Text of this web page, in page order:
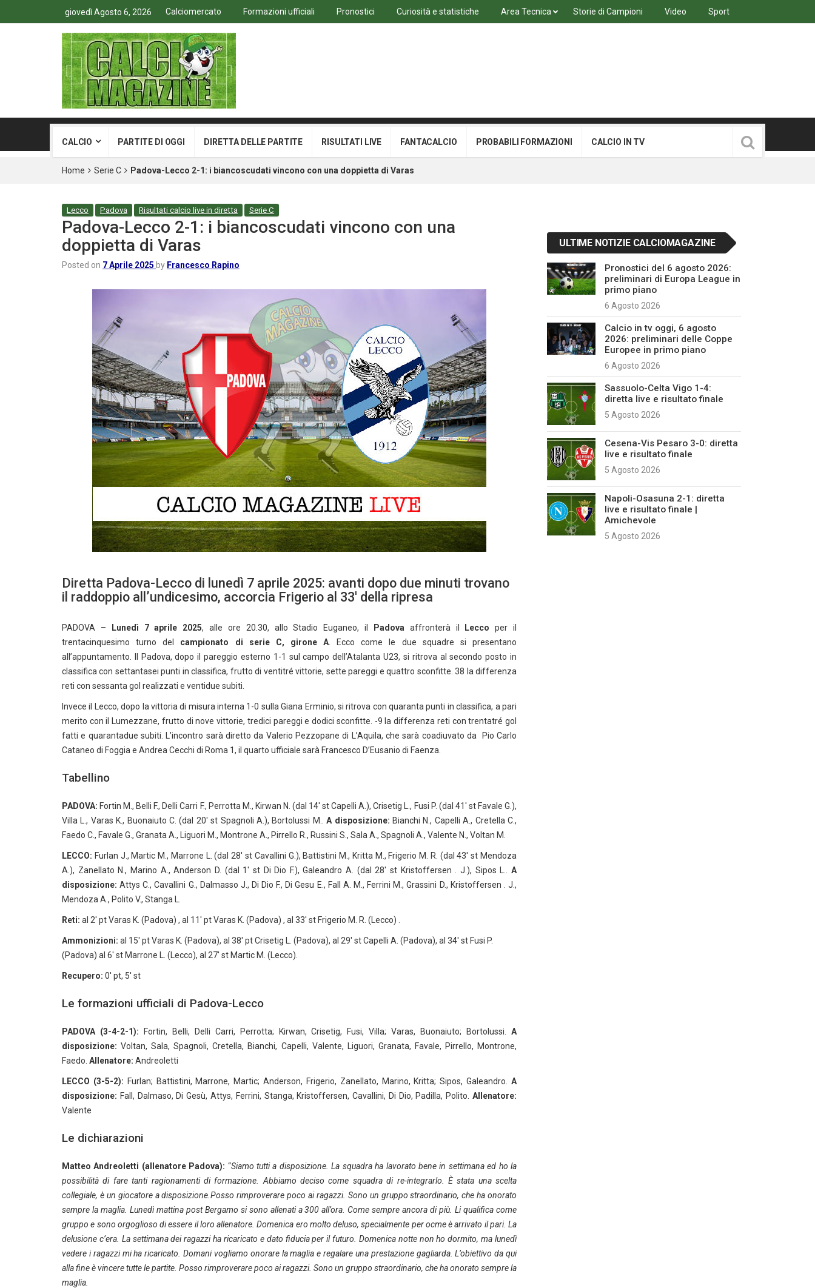
giovedì Agosto 6, 2026 Calciomercato Formazioni ufficiali Pronostici Curiosità e statistiche Area Tecnica Storie di Campioni Video Sport
CALCIO PARTITE DI OGGI DIRETTA DELLE PARTITE RISULTATI LIVE FANTACALCIO PROBABILI FORMAZIONI CALCIO IN TV
Home Serie C Padova-Lecco 2-1: i biancoscudati vincono con una doppietta di Varas
Lecco Padova Risultati calcio live in diretta Serie C
Padova-Lecco 2-1: i biancoscudati vincono con una
doppietta di Varas
Posted on 7 Aprile 2025 by Francesco Rapino
Diretta Padova-Lecco di lunedì 7 aprile 2025: avanti dopo due minuti trovano
il raddoppio all’undicesimo, accorcia Frigerio al 33′ della ripresa
PADOVA – Lunedì 7 aprile 2025, alle ore 20.30, allo Stadio Euganeo, il Padova affronterà il Lecco per il
trentacinquesimo turno del campionato di serie C, girone A . Ecco come le due squadre si presentano
all’appuntamento. Il Padova, dopo il pareggio esterno 1-1 sul campo dell’Atalanta U23, si ritrova al secondo posto in
classifica con settantasei punti in classifica, frutto di ventitré vittorie, sette pareggi e quattro sconfitte. 38 la differenza
reti con sessanta gol realizzati e ventidue subiti.
Invece il Lecco, dopo la vittoria di misura interna 1-0 sulla Giana Erminio, si ritrova con quaranta punti in classifica, a pari
merito con il Lumezzane, frutto di nove vittorie, tredici pareggi e dodici sconfitte. -9 la differenza reti con trentatré gol
fatti e quarantadue subiti. L’incontro sarà diretto da Valerio Pezzopane di L’Aquila, che sarà coadiuvato da Pio Carlo
Cataneo di Foggia e Andrea Cecchi di Roma 1, il quarto ufficiale sarà Francesco D’Eusanio di Faenza.
Tabellino
PADOVA: Fortin M., Belli F., Delli Carri F., Perrotta M., Kirwan N. (dal 14′ st Capelli A.), Crisetig L., Fusi P. (dal 41′ st Favale G.),
Villa L., Varas K., Buonaiuto C. (dal 20′ st Spagnoli A.), Bortolussi M..A disposizione: Bianchi N., Capelli A., Cretella C.,
Faedo C., Favale G., Granata A., Liguori M., Montrone A., Pirrello R., Russini S., Sala A., Spagnoli A., Valente N., Voltan M.
LECCO: Furlan J., Martic M., Marrone L. (dal 28′ st Cavallini G.), Battistini M., Kritta M., Frigerio M. R. (dal 43′ st Mendoza
A.), Zanellato N., Marino A., Anderson D. (dal 1′ st Di Dio F.), Galeandro A. (dal 28′ st Kristoffersen . J.), Sipos L.. A
disposizione: Attys C., Cavallini G., Dalmasso J., Di Dio F., Di Gesu E., Fall A. M., Ferrini M., Grassini D., Kristoffersen . J.,
Mendoza A., Polito V., Stanga L.
Reti: al 2′ pt Varas K. (Padova) , al 11′ pt Varas K. (Padova) , al 33′ st Frigerio M. R. (Lecco) .
Ammonizioni: al 15′ pt Varas K. (Padova), al 38′ pt Crisetig L. (Padova), al 29′ st Capelli A. (Padova), al 34′ st Fusi P.
(Padova) al 6′ st Marrone L. (Lecco), al 27′ st Martic M. (Lecco).
Recupero: 0′ pt, 5′ st
Le formazioni ufficiali di Padova-Lecco
PADOVA (3-4-2-1): Fortin, Belli, Delli Carri, Perrotta; Kirwan, Crisetig, Fusi, Villa; Varas, Buonaiuto; Bortolussi.A
disposizione: Voltan, Sala, Spagnoli, Cretella, Bianchi, Capelli, Valente, Liguori, Granata, Favale, Pirrello, Montrone,
Faedo. Allenatore: Andreoletti
LECCO (3-5-2): Furlan; Battistini, Marrone, Martic; Anderson, Frigerio, Zanellato, Marino, Kritta; Sipos, Galeandro.A
disposizione: Fall, Dalmaso, Di Gesù, Attys, Ferrini, Stanga, Kristoffersen, Cavallini, Di Dio, Padilla, Polito. Allenatore:
Valente
Le dichiarazioni
Matteo Andreoletti (allenatore Padova): “Siamo tutti a disposizione. La squadra ha lavorato bene in settimana ed ho la
possibilità di fare tanti ragionamenti di formazione. Abbiamo deciso come squadra di re-integrarlo. È stata una scelta
collegiale, è un giocatore a disposizione.Posso rimproverare poco ai ragazzi. Sono un gruppo straordinario, che ha onorato
sempre la maglia. Lunedì mattina post Bergamo si sono allenati a 300 all’ora. Come sempre ancora di più. Li qualifica come
gruppo e sono orgoglioso di essere il loro allenatore. Domenica ero molto deluso, specialmente per ocme è arrivato il pari. La
delusione c’era. La settimana dei ragazzi ha ricaricato e dato fiducia per il futuro. Domenica notte non ho dormito, ma lunedì
vedere i ragazzi mi ha ricaricato. Domani vogliamo onorare la maglia e regalare una prestazione gagliarda. L’obiettivo da qui
alla fine è vincere tutte le partite. Posso rimproverare poco ai ragazzi. Sono un gruppo straordinario, che ha onorato sempre la
maglia.
ULTIME NOTIZIE CALCIOMAGAZINE
Pronostici del 6 agosto 2026:
preliminari di Europa League in
primo piano
6 Agosto 2026
Calcio in tv oggi, 6 agosto
2026: preliminari delle Coppe
Europee in primo piano
6 Agosto 2026
Sassuolo-Celta Vigo 1-4:
diretta live e risultato finale
5 Agosto 2026
Cesena-Vis Pesaro 3-0: diretta
live e risultato finale
5 Agosto 2026
Napoli-Osasuna 2-1: diretta
live e risultato finale |
Amichevole
5 Agosto 2026